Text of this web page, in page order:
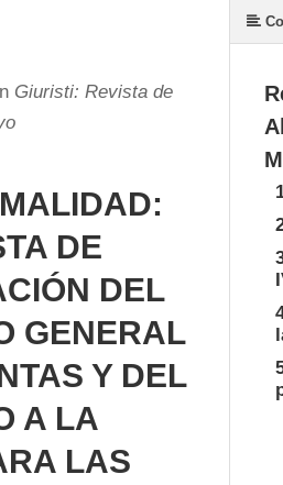
Giuristi: Revista de
DE
DEL
GENERAL
Y DEL
A LA
LAS